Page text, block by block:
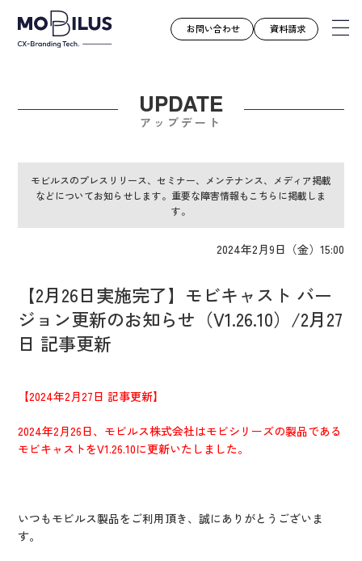
モビルスとは
導入事例
ユースケース
お知らせ
お役立ち資料
会社案内
採用情報
CX向上情報サイト
お問い合わせ 資料請求
UPDATE
アップデート
モビルスのプレスリリース、セミナー、メンテナンス、メディア掲載
などについてお知らせします。重要な障害情報もこちらに掲載しま
す。
2024年2月9日（金）15:00
【2月26日実施完了】モビキャスト バー
ジョン更新のお知らせ（V1.26.10）/2月27
日 記事更新
【2024年2月27日 記事更新】
2024年2月26日、モビルス株式会社はモビシリーズの製品である
モビキャストをV1.26.10に更新いたしました。
いつもモビルス製品をご利用頂き、誠にありがとうございま
す。